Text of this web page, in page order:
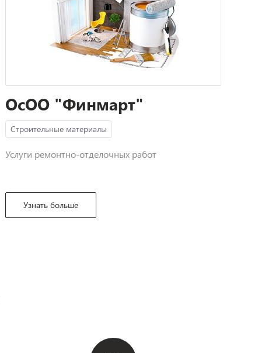
ОсОО "Финмарт"
Строительные материалы
Услуги ремонтно-отделочных работ
Узнать больше